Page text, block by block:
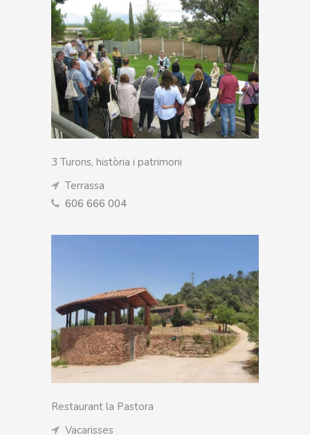
3 Turons, història i patrimoni
Terrassa
606 666 004
Restaurant la Pastora
Vacarisses